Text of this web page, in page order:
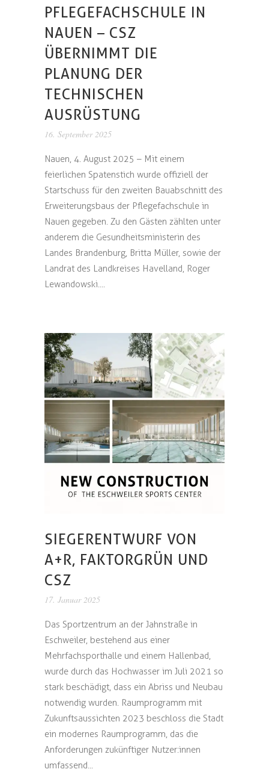
PFLEGEFACHSCHULE IN
NAUEN – CSZ
ÜBERNIMMT DIE
PLANUNG DER
TECHNISCHEN
AUSRÜSTUNG
16. September 2025
Nauen, 4. August 2025 – Mit einem
feierlichen Spatenstich wurde offiziell der
Startschuss für den zweiten Bauabschnitt des
Erweiterungsbaus der Pflegefachschule in
Nauen gegeben. Zu den Gästen zählten unter
anderem die Gesundheitsministerin des
Landes Brandenburg, Britta Müller, sowie der
Landrat des Landkreises Havelland, Roger
Lewandowski....
SIEGERENTWURF VON
A+R, FAKTORGRÜN UND
CSZ
17. Januar 2025
Das Sportzentrum an der Jahnstraße in
Eschweiler, bestehend aus einer
Mehrfachsporthalle und einem Hallenbad,
wurde durch das Hochwasser im Juli 2021 so
stark beschädigt, dass ein Abriss und Neubau
notwendig wurden. Raumprogramm mit
Zukunftsaussichten 2023 beschloss die Stadt
ein modernes Raumprogramm, das die
Anforderungen zukünftiger Nutzer:innen
umfassend...